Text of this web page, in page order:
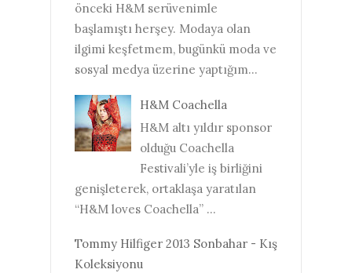
önceki H&M serüvenimle
başlamıştı herşey. Modaya olan
ilgimi keşfetmem, bugünkü moda ve
sosyal medya üzerine yaptığım...
H&M Coachella
H&M altı yıldır sponsor
olduğu Coachella
Festivali’yle iş birliğini
genişleterek, ortaklaşa yaratılan
“H&M loves Coachella” ...
Tommy Hilfiger 2013 Sonbahar - Kış
Koleksiyonu